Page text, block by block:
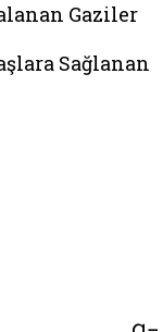
Gaziler
Sağlanan